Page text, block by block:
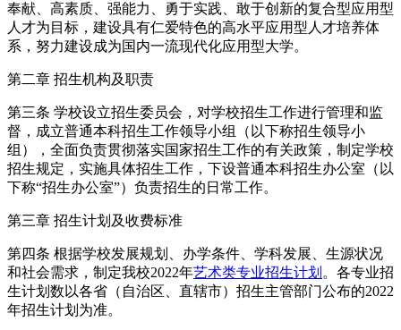
奉献、高素质、强能力、勇于实践、敢于创新的复合型应用型
人才为目标，建设具有仁爱特色的高水平应用型人才培养体
系，努力建设成为国内一流现代化应用型大学。
第二章 招生机构及职责
第三条 学校设立招生委员会，对学校招生工作进行管理和监
督，成立普通本科招生工作领导小组（以下称招生领导小
组），全面负责贯彻落实国家招生工作的有关政策，制定学校
招生规定，实施具体招生工作，下设普通本科招生办公室（以
下称“招生办公室”）负责招生的日常工作。
第三章 招生计划及收费标准
第四条 根据学校发展规划、办学条件、学科发展、生源状况
和社会需求，制定我校2022年艺术类专业招生计划 。各专业招
生计划数以各省（自治区、直辖市）招生主管部门公布的2022
年招生计划为准。